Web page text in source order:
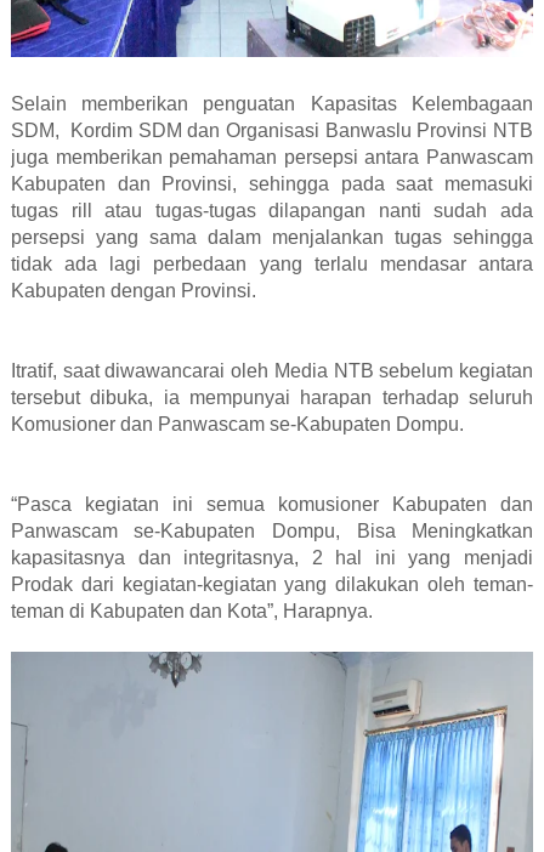
Selain memberikan penguatan Kapasitas Kelembagaan
SDM, Kordim SDM dan Organisasi Banwaslu Provinsi NTB
juga memberikan pemahaman persepsi antara Panwascam
Kabupaten dan Provinsi, sehingga pada saat memasuki
tugas rill atau tugas-tugas dilapangan nanti sudah ada
persepsi yang sama dalam menjalankan tugas sehingga
tidak ada lagi perbedaan yang terlalu mendasar antara
Kabupaten dengan Provinsi.
Itratif, saat diwawancarai oleh Media NTB sebelum kegiatan
tersebut dibuka, ia mempunyai harapan terhadap seluruh
Komusioner dan Panwascam se-Kabupaten Dompu.
“Pasca kegiatan ini semua komusioner Kabupaten dan
Panwascam se-Kabupaten Dompu, Bisa Meningkatkan
kapasitasnya dan integritasnya, 2 hal ini yang menjadi
Prodak dari kegiatan-kegiatan yang dilakukan oleh teman-
teman di Kabupaten dan Kota”, Harapnya.